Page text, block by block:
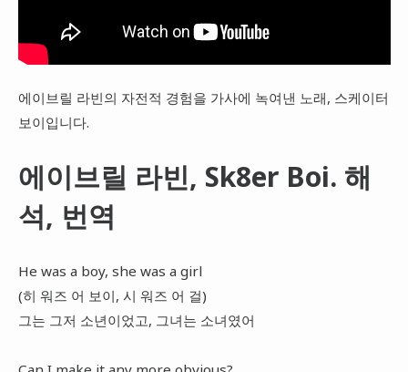
에이브릴 라빈의 자전적 경험을 가사에 녹여낸 노래, 스케이터
보이입니다.
에이브릴 라빈, Sk8er Boi. 해
석, 번역
He was a boy, she was a girl
(히 워즈 어 보이, 시 워즈 어 걸)
그는 그저 소년이었고, 그녀는 소녀였어